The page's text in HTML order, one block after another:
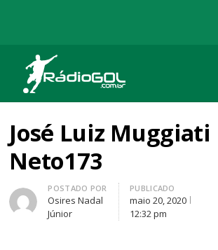
Rádio Gol
Há mais de 20 anos com as melhores coberturas
José Luiz Muggiati
Neto173
Autor
POSTADO POR
Osires Nadal
Júnior
PUBLICADO
maio 20, 2020
12:32 pm